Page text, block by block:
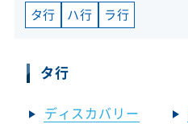
タ行 ハ行 ラ行
タ行
ディスカバリー